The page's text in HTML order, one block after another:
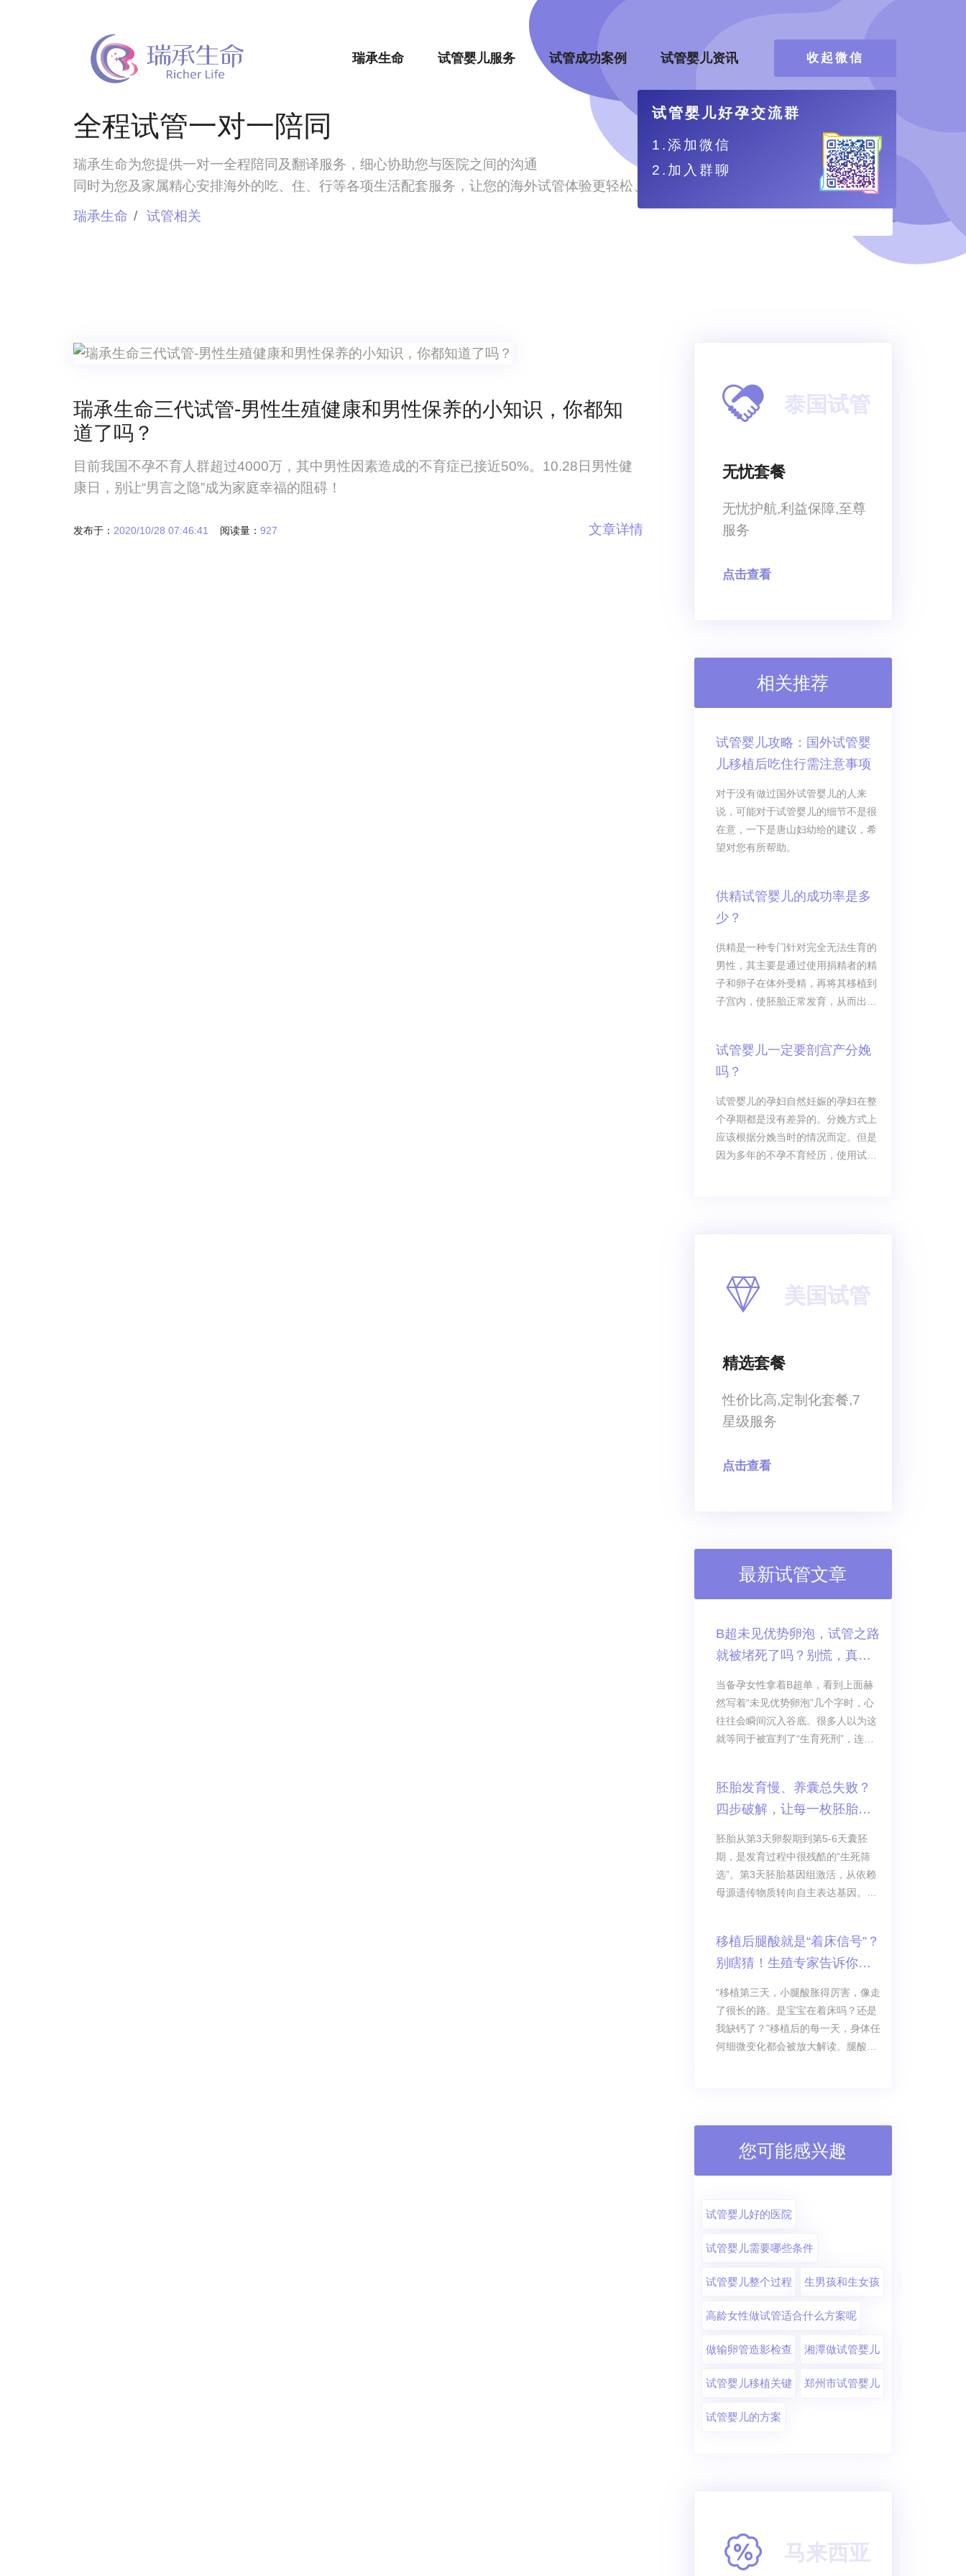
瑞承生命 试管婴儿服务 试管成功案例 试管婴儿资讯 收起微信
试管婴儿好孕交流群
1.添加微信
2.加入群聊
全程试管一对一陪同
瑞承生命为您提供一对一全程陪同及翻译服务，细心协助您与医院之间的沟通
同时为您及家属精心安排海外的吃、住、行等各项生活配套服务，让您的海外试管体验更轻松、更舒适。
瑞承生命
试管相关
瑞承生命三代试管-男性生殖健康和男性保养的小知识，你都知
道了吗？
目前我国不孕不育人群超过4000万，其中男性因素造成的不育症已接近50%。10.28日男性健
康日，别让“男言之隐”成为家庭幸福的阻碍！
发布于： 2020/10/28 07:46:41 阅读量： 927 文章详情
泰国试管
无忧套餐
无忧护航,利益保障,至尊
服务
点击查看
相关推荐
试管婴儿攻略：国外试管婴
儿移植后吃住行需注意事项
对于没有做过国外试管婴儿的人来
说，可能对于试管婴儿的细节不是很
在意，一下是唐山妇幼给的建议，希
望对您有所帮助。
供精试管婴儿的成功率是多
少？
供精是一种专门针对完全无法生育的
男性，其主要是通过使用捐精者的精
子和卵子在体外受精，再将其移植到
子宫内，使胚胎正常发育，从而出生
试管婴儿一定要剖宫产分娩
吗？
试管婴儿的孕妇自然妊娠的孕妇在整
个孕期都是没有差异的。分娩方式上
应该根据分娩当时的情况而定。但是
因为多年的不孕不育经历，使用试管
美国试管
精选套餐
性价比高,定制化套餐,7
星级服务
点击查看
最新试管文章
B超未见优势卵泡，试管之路
就被堵死了吗？别慌，真相
在这里！
当备孕女性拿着B超单，看到上面赫
然写着“未见优势卵泡”几个字时，心
往往会瞬间沉入谷底。很多人以为这
就等同于被宣判了“生育死刑”，连做
有优势卵泡，依然可以做试管婴儿！
胚胎发育慢、养囊总失败？
四步破解，让每一枚胚胎跑
赢生死线
胚胎从第3天卵裂期到第5-6天囊胚
期，是发育过程中很残酷的“生死筛
选”。第3天胚胎基因组激活，从依赖
母源遗传物质转向自主表达基因。这
态优质的卵裂期胚胎，仅50%-60%能
发育到囊胚。
移植后腿酸就是“着床信号”？
别瞎猜！生殖专家告诉你真
相
“移植第三天，小腿酸胀得厉害，像走
了很长的路。是宝宝在着床吗？还是
我缺钙了？”移植后的每一天，身体任
何细微变化都会被放大解读。腿酸，
您可能感兴趣
试管婴儿好的医院
试管婴儿需要哪些条件
试管婴儿整个过程 生男孩和生女孩
高龄女性做试管适合什么方案呢
做输卵管造影检查 湘潭做试管婴儿
试管婴儿移植关键 郑州市试管婴儿
试管婴儿的方案
马来西亚